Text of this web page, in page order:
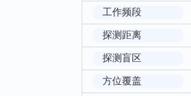
工作频段
探测距离
探测盲区
方位覆盖